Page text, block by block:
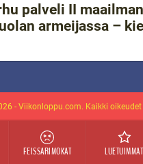
FEISSARIMOKAT LUETUIMMAT
palveli II
armeijassa –
- Viikonloppu.com. Kaikki